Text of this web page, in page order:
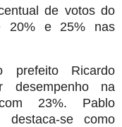
de votos do
20% e 25% nas
Ricardo
na
com 23%. Pablo
se como